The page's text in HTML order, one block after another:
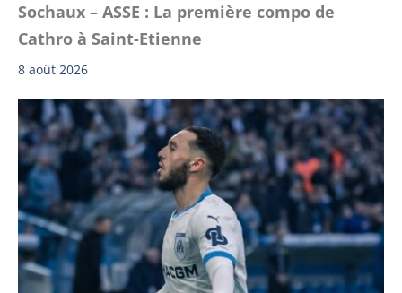
Sochaux – ASSE : La première compo de
Cathro à Saint-Etienne
8 août 2026